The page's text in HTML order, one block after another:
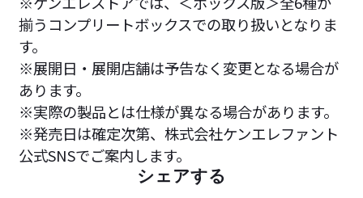
揃うコンプリートボックスでの取り扱いとなりま
す。
※展開日・展開店舗は予告なく変更となる場合が
あります。
※実際の製品とは仕様が異なる場合があります。
※発売日は確定次第、株式会社ケンエレファント
公式SNSでご案内します。
シェアする